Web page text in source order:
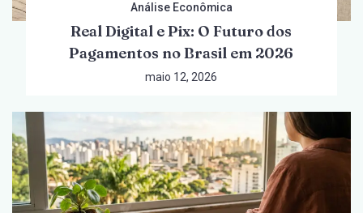
Análise Econômica
Real Digital e Pix: O Futuro dos
Pagamentos no Brasil em 2026
maio 12, 2026